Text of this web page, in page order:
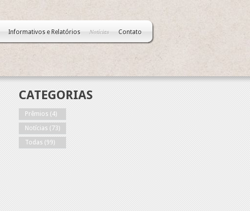
Informativos e Relatórios Notícias Contato
CATEGORIAS
Prêmios (4)
Notícias (73)
Todas (99)